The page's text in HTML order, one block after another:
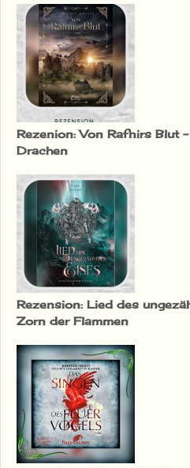
Rezenion: Von Rafnirs Blut
Drachen
Rezension: Lied des
Zorn der Flammen